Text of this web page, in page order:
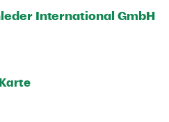
International GmbH